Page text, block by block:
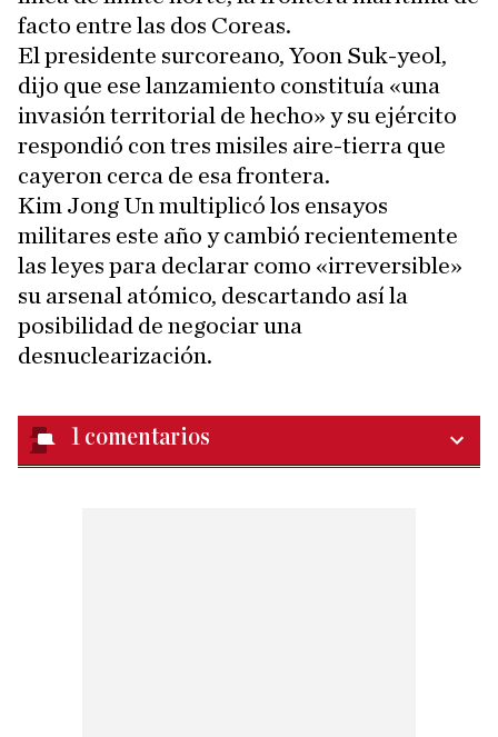
facto entre las dos Coreas.
El presidente surcoreano, Yoon Suk-yeol,
dijo que ese lanzamiento constituía «una
invasión territorial de hecho» y su ejército
respondió con tres misiles aire-tierra que
cayeron cerca de esa frontera.
Kim Jong Un multiplicó los ensayos
militares este año y cambió recientemente
las leyes para declarar como «irreversible»
su arsenal atómico, descartando así la
posibilidad de negociar una
desnuclearización.
1 comentarios